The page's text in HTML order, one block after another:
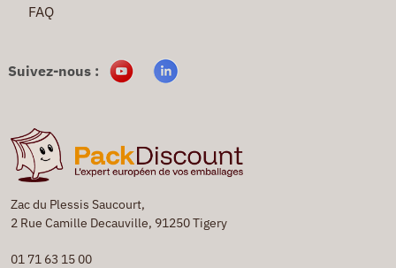
Zac du Plessis Saucourt,
2 Rue Camille Decauville, 91250 Tigery
01 71 63 15 00
FAQ
Suivez-nous :